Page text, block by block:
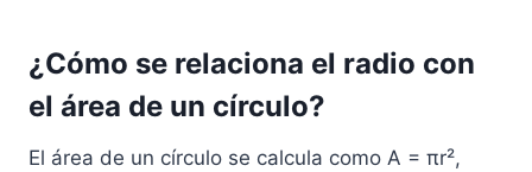
¿Cómo se relaciona el radio con
el área de un círculo?
El área de un círculo se calcula como A = πr²,